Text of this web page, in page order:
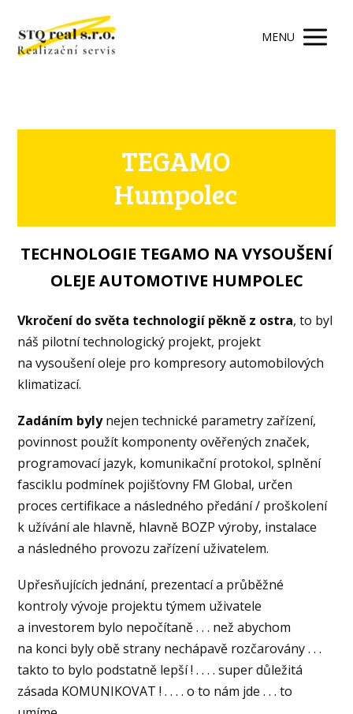
MENU
TEGAMO
Humpolec
TECHNOLOGIE TEGAMO NA VYSOUŠENÍ
OLEJE AUTOMOTIVE HUMPOLEC
Vkročení do světa technologií pěkně z ostra, to byl
náš pilotní technologický projekt, projekt
na vysoušení oleje pro kompresory automobilových
klimatizací.
Zadáním bylynejen technické parametry zařízení,
povinnost použít komponenty ověřených značek,
programovací jazyk, komunikační protokol, splnění
fasciklu podmínek pojišťovny FM Global, určen
proces certifikace a následného předání / proškolení
k užívání ale hlavně, hlavně BOZP výroby, instalace
a následného provozu zařízení uživatelem.
Upřesňujících jednání, prezentací a průběžné
kontroly vývoje projektu týmem uživatele
a investorem bylo nepočítaně . . . než abychom
na konci byly obě strany nechápavě rozčarovány . . .
takto to bylo podstatně lepší ! . . . . super důležitá
zásada KOMUNIKOVAT ! . . . . o to nám jde . . . to